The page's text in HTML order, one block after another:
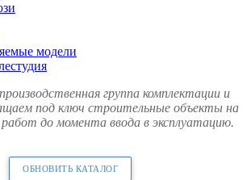
модели
группа комплектации и
под ключ строительные объекты на
до момента ввода в эксплуатацию.
ОБНОВИТЬ КАТАЛОГ